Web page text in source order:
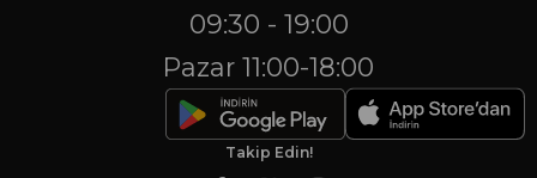
09:30 - 19:00
Pazar 11:00-18:00
Takip Edin!